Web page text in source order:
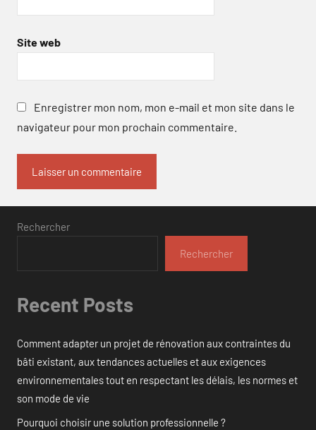
Site web
Enregistrer mon nom, mon e-mail et mon site dans le
navigateur pour mon prochain commentaire.
Rechercher
Rechercher
Recent Posts
Comment adapter un projet de rénovation aux contraintes du
bâti existant, aux tendances actuelles et aux exigences
environnementales tout en respectant les délais, les normes et
son mode de vie
Pourquoi choisir une solution professionnelle ?